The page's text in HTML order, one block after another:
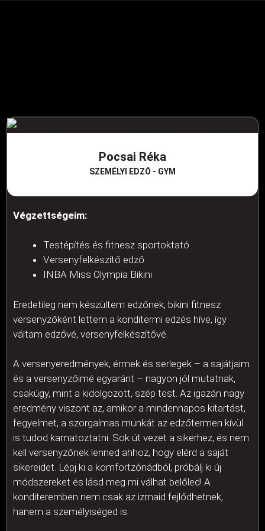
Pocsai Réka
SZEMÉLYI EDZŐ - GYM
Végzettségeim:
Testépítés és fitnesz sportoktató
Versenyfelkészítő edző
INBA Miss Olympia Bikini
Eredetileg nem készültem edzőnek, bikini fitnesz
versenyzőként lettem a konditermi edzés híve, így
váltam edzővé, versenyfelkészítővé.
A versenyeredmények, érmek és serlegek – a sajátjaim
és a versenyzőimé egyaránt – nagyon jól mutatnak,
csakúgy, mint a kidolgozott, szép test. Az igazán nagy
eredmény viszont az, amikor a mindennapos kitartást,
fegyelmet, a szorgalmas munkát az edzőtermen kívül
is tudod kamatoztatni. Sok út vezet a sikerhez, és nem
kell versenyzőnek lenned ahhoz, hogy elérd a saját
sikereidet. Lépj ki a komfortzónádból, próbálj ki új
módszereket és lásd meg mi válhat belőled! A
konditeremben nem csak az izmaid fejlődhetnek,
hanem a személyiséged is.